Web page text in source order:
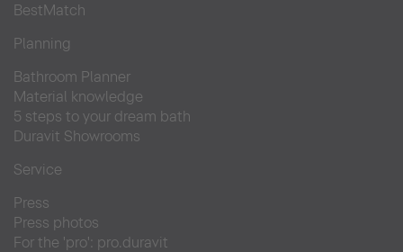
BestMatch
Planning
Bathroom Planner
Material knowledge
5 steps to your dream bath
Duravit Showrooms
Service
Press
Press photos
For the 'pro': pro.duravit